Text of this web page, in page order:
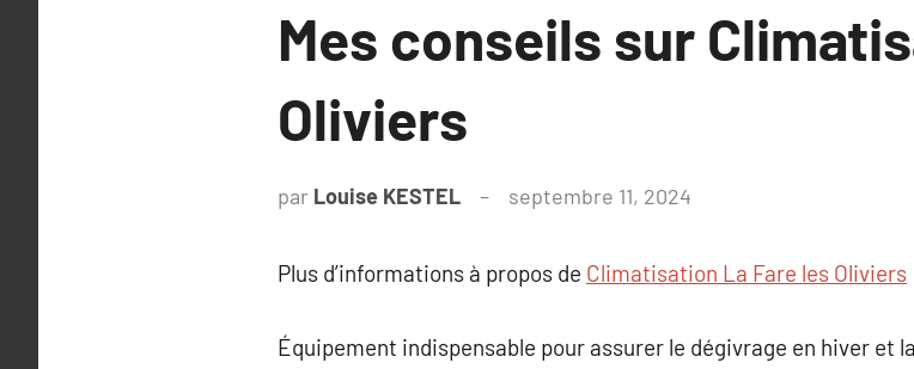
Mes conseils sur
Oliviers
par Louise KESTEL septembre 11, 2024
Plus d’informations à propos de Climatisation La Fare les Oliviers
Équipement indispensable pour assurer le dégivrage en hiver et